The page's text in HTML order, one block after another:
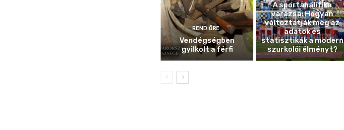
REND ŐRE
Vendégségben
gyilkolt a férfi
A sportanalitika
varázsa: Hogyan
változtatják meg az
adatok és
statisztikák a modern
szurkolói élményt?